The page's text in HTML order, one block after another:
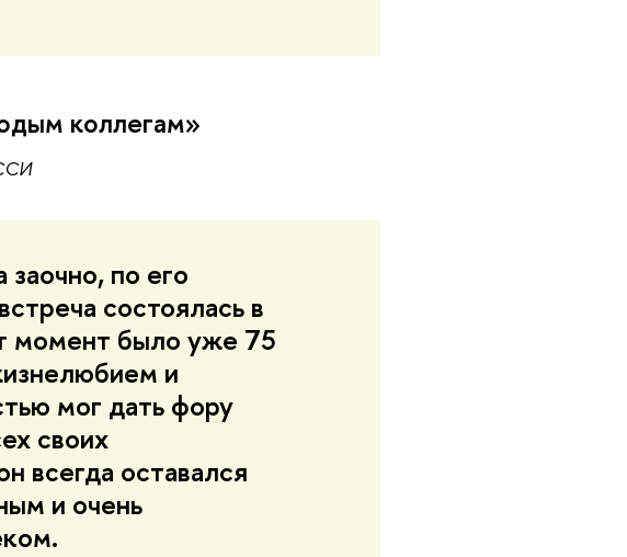
коллегам»
заочно, по его
состоялась в
момент было уже 75
и
мог дать фору
своих
всегда оставался
и очень